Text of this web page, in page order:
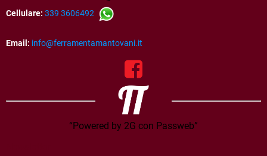
Cellulare: 339 3606492
Email: info@ferramentamantovani.it
“Powered by 2G con Passweb”